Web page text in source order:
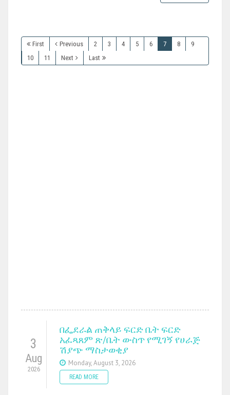
First Previous 2 3 4 5 6 7 8
9
10
11 Next Last
3
Aug
2026
በፌደራል ጠቅላይ ፍርድ ቤት ፍርድ
አፈጻጸም ጽ/ቤት ውስጥ የሚገኝ የሀራጅ
ሽያጭ ማስታወቂያ
Monday, August 3, 2026
READ MORE